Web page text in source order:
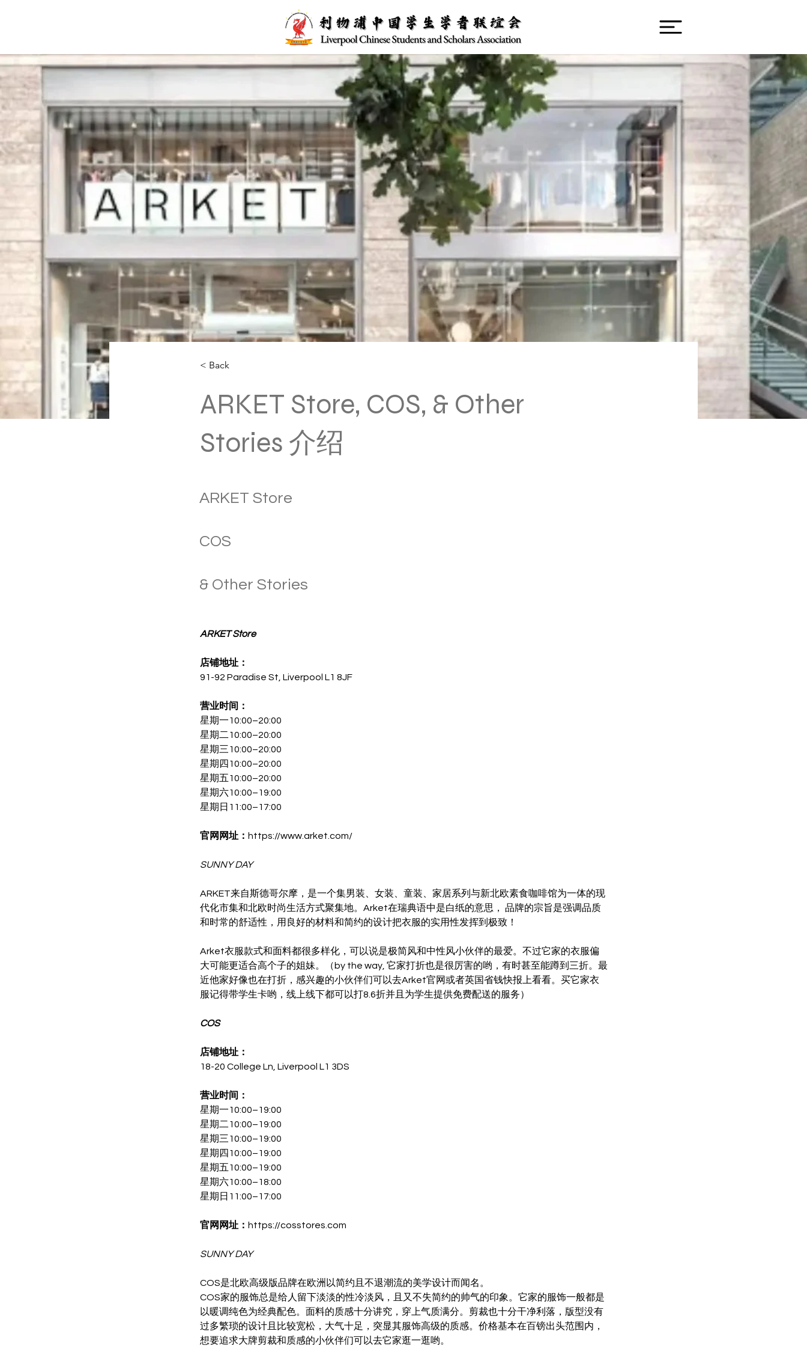
< Back
ARKET Store, COS, & Other
Stories 介绍
ARKET Store
COS
& Other Stories
ARKET Store
店铺地址：
91-92 Paradise St, Liverpool L1 8JF
营业时间：
星期一10:00–20:00
星期二10:00–20:00
星期三10:00–20:00
星期四10:00–20:00
星期五10:00–20:00
星期六10:00–19:00
星期日11:00–17:00
官网网址： https://www.arket.com/
SUNNY DAY
ARKET来自斯德哥尔摩，是一个集男装、女装、童装、家居系列与新北欧素食咖啡馆为一体的现
代化市集和北欧时尚生活方式聚集地。Arket在瑞典语中是白纸的意思， 品牌的宗旨是强调品质
和时常的舒适性，用良好的材料和简约的设计把衣服的实用性发挥到极致！
Arket衣服款式和面料都很多样化，可以说是极简风和中性风小伙伴的最爱。不过它家的衣服偏
大可能更适合高个子的姐妹。（by the way, 它家打折也是很厉害的哟，有时甚至能蹲到三折。最
近他家好像也在打折，感兴趣的小伙伴们可以去Arket官网或者英国省钱快报上看看。买它家衣
服记得带学生卡哟，线上线下都可以打8.6折并且为学生提供免费配送的服务）
COS
店铺地址：
18-20 College Ln, Liverpool L1 3DS
营业时间：
星期一10:00–19:00
星期二10:00–19:00
星期三10:00–19:00
星期四10:00–19:00
星期五10:00–19:00
星期六10:00–18:00
星期日11:00–17:00
官网网址： https://cosstores.com
SUNNY DAY
COS是北欧高级版品牌在欧洲以简约且不退潮流的美学设计而闻名。
COS家的服饰总是给人留下淡淡的性冷淡风，且又不失简约的帅气的印象。它家的服饰一般都是
以暖调纯色为经典配色。面料的质感十分讲究，穿上气质满分。剪裁也十分干净利落，版型没有
过多繁琐的设计且比较宽松，大气十足，突显其服饰高级的质感。价格基本在百镑出头范围内，
想要追求大牌剪裁和质感的小伙伴们可以去它家逛一逛哟。